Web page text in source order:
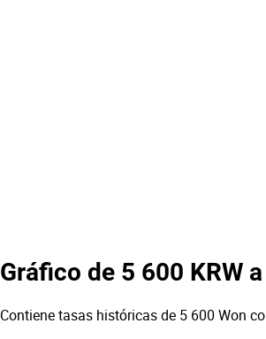
Gráfico de 5 600 KRW a
Contiene tasas históricas de 5 600 Won